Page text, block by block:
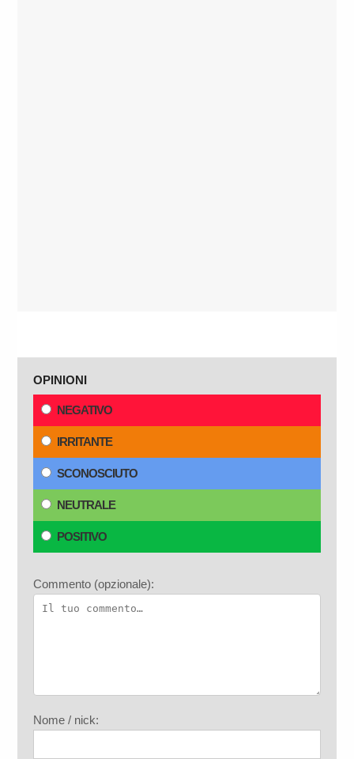
OPINIONI
NEGATIVO
IRRITANTE
SCONOSCIUTO
NEUTRALE
POSITIVO
Commento (opzionale):
Nome / nick: